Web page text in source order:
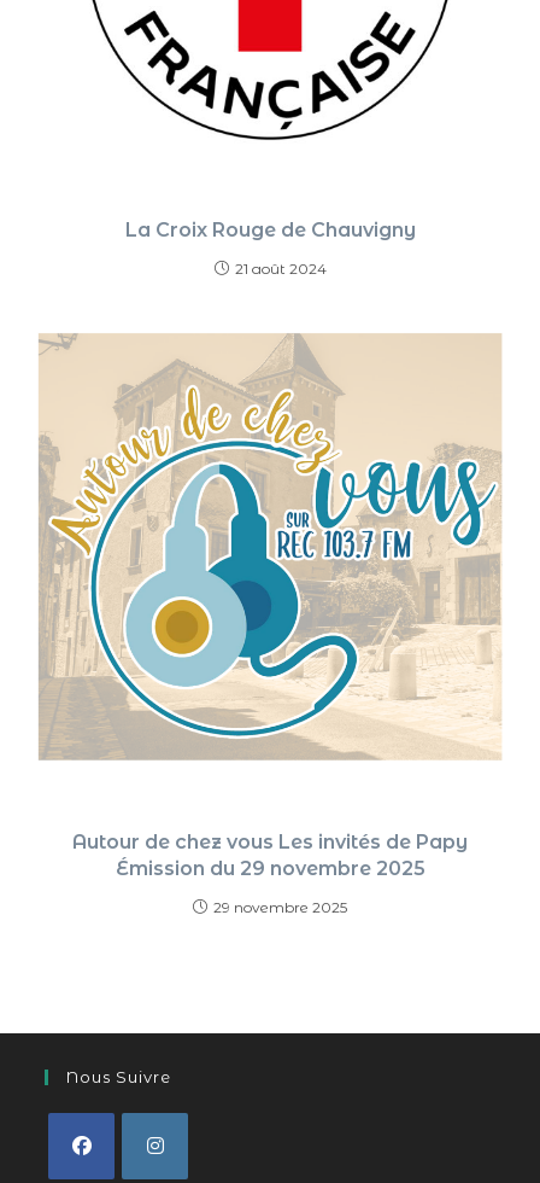
La Croix Rouge de Chauvigny
21 août 2024
Autour de chez vous Les invités de Papy
Émission du 29 novembre 2025
29 novembre 2025
Nous Suivre